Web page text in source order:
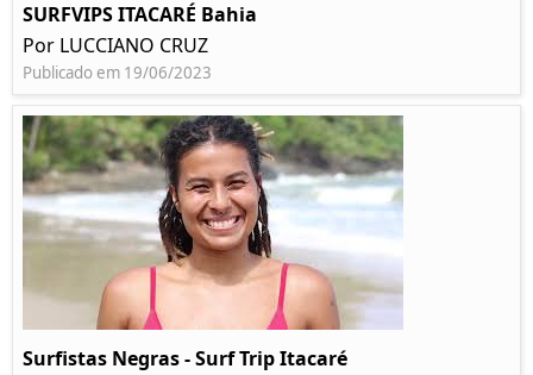
SURFVIPS ITACARÉ Bahia
Por LUCCIANO CRUZ
Publicado em 19/06/2023
Surfistas Negras - Surf Trip Itacaré